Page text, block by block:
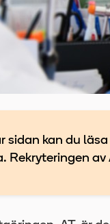
sidan kan du
Rekryteringen